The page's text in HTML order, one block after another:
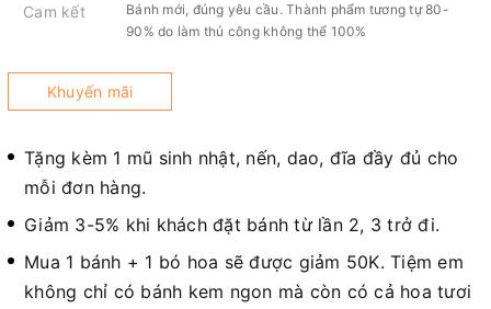
Cam kết
Bánh mới, đúng yêu cầu. Thành phẩm tương tự 80-
90% do làm thủ công không thể 100%
Khuyến mãi
Tặng kèm 1 mũ sinh nhật, nến, dao, đĩa đầy đủ cho
mỗi đơn hàng.
Giảm 3-5% khi khách đặt bánh từ lần 2, 3 trở đi.
Mua 1 bánh + 1 bó hoa sẽ được giảm 50K. Tiệm em
không chỉ có bánh kem ngon mà còn có cả hoa tươi